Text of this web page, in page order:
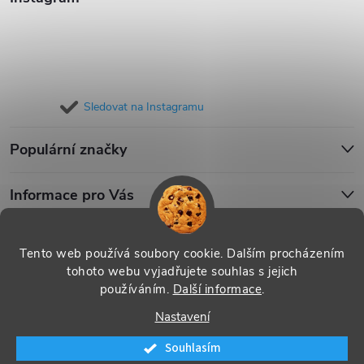
Tento web používá soubory cookie. Dalším procházením
tohoto webu vyjadřujete souhlas s jejich
používáním. Další informace.
Nastavení
Souhlasím
Sledovat na Instagramu
Populární značky
Informace pro Vás
Vytvořil Shoptet
Copyright 2026 . Všechna práva vyhrazena.
nastavení cookies